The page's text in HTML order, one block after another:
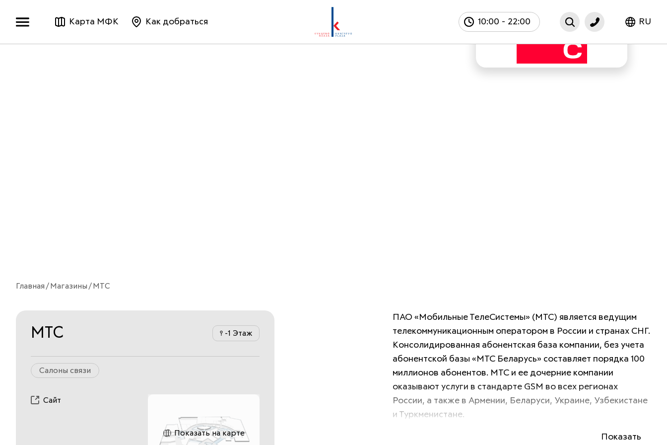
Карта МФК Как добраться 10:00 - 22:00 RU
Главная Магазины МТС
МТС -1 Этаж
Салоны связи
Сайт
Показать на карте
ПАО «Мобильные ТелеСистемы» (МТС) является ведущим
телекоммуникационным оператором в России и странах СНГ.
Консолидированная абонентская база компании, без учета
абонентской базы «МТС Беларусь» составляет порядка 100
миллионов абонентов. МТС и ее дочерние компании
оказывают услуги в стандарте GSM во всех регионах
России, а также в Армении, Беларуси, Украине, Узбекистане
и Туркменистане.
Показать